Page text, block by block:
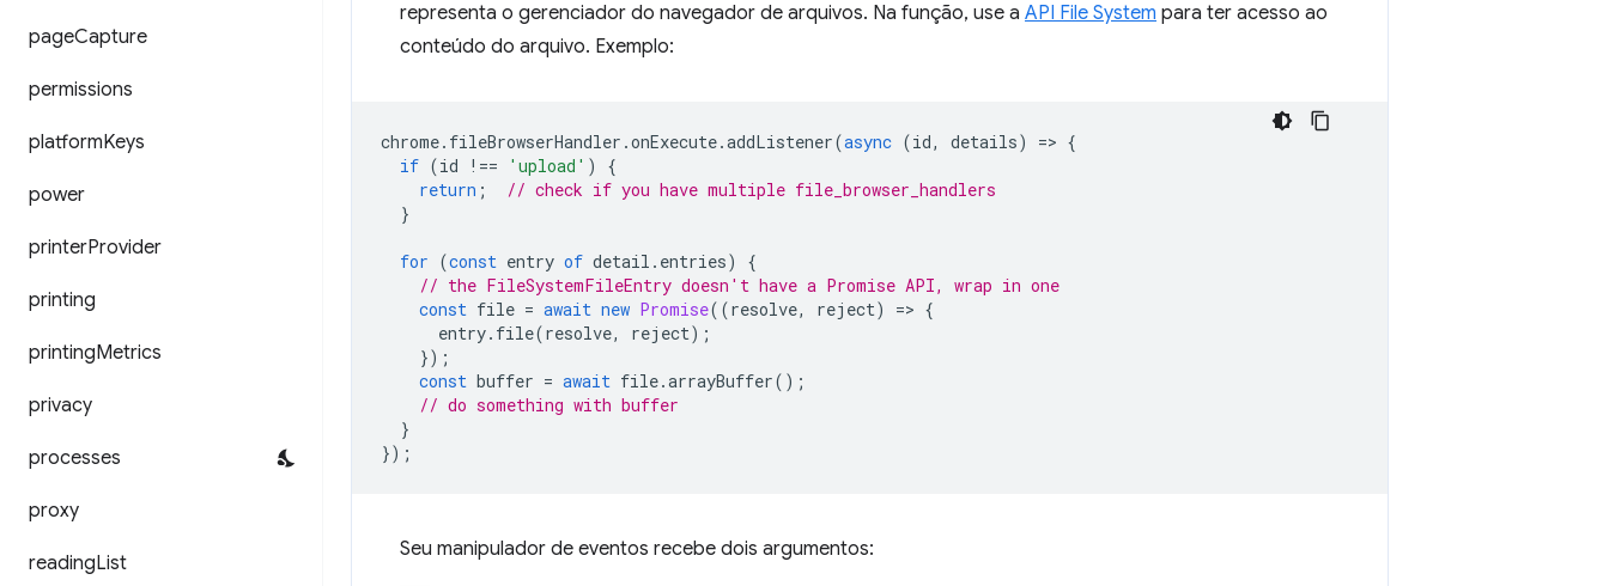
pageCapture
permissions
platformKeys
power
printerProvider
printing
printingMetrics
privacy
processes
proxy
readingList
representa o gerenciador do navegador de arquivos. Na função, use a API File System para ter acesso ao
conteúdo do arquivo. Exemplo:
chrome. fileBrowserHandler .onExecute.addListener(async (id, details) => {
if (id !== 'upload' )
{
return ;
// check if you have multiple file_browser_handlers
}
for (const entry of detail . entries)
{
// the FileSystemFileEntry doesn't have a Promise API, wrap in one
const file = await new Promise((resolve, reject) => {
entry. file(resolve, reject);
});
const buffer = await file.arrayBuffer();
// do something with buffer
}
});
Seu manipulador de eventos recebe dois argumentos: